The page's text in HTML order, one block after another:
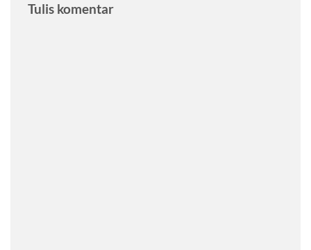
Tulis komentar